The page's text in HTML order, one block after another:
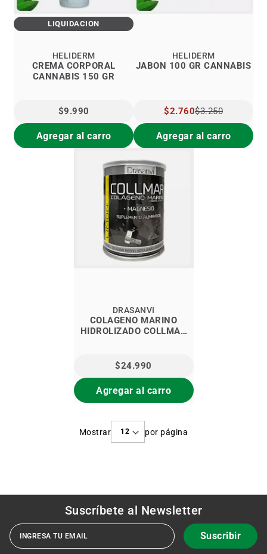
LIQUIDACIÓN
CREMA CORPORAL
CANNABIS 150 GR
HELIDERM
$9.990
Agregar al carro
JABON 100 GR CANNABIS
HELIDERM
PRECIO
ESPECIAL
$2.760$3.250
Agregar al carro
COLAGENO MARINO
HIDROLIZADO COLLMAR
DRASANVI
$24.990
Agregar al carro
Mostrar por página
Suscríbete al Newsletter
Suscribir